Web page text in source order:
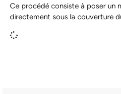
Ce procédé consiste à poser un
directement sous la couverture